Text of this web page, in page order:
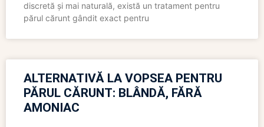
discretă și mai naturală, există un tratament pentru
părul cărunt gândit exact pentru
ALTERNATIVĂ LA VOPSEA PENTRU
PĂRUL CĂRUNT: BLÂNDĂ, FĂRĂ
AMONIAC